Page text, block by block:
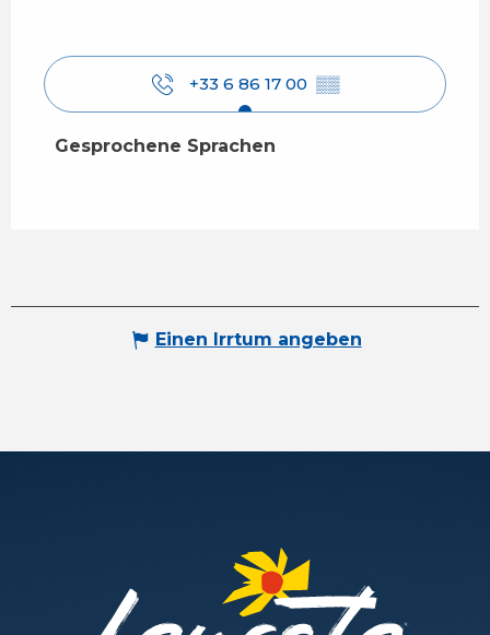
+33 6 86 17 00 ▒▒
Gesprochene Sprachen
Gesprochene Sprachen
Einen Irrtum angeben